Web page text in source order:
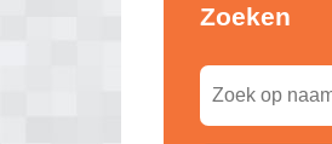
Zoeken